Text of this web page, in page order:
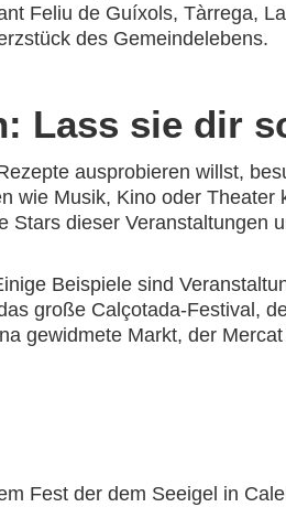
Feliu de Guíxols, Tàrrega,
des Gemeindelebens.
Lass sie dir
ausprobieren willst,
wie Musik, Kino oder Theater
dieser Veranstaltungen
Beispiele sind
große Calçotada-Festival,
gewidmete Markt, der
Fest der dem Seeigel in